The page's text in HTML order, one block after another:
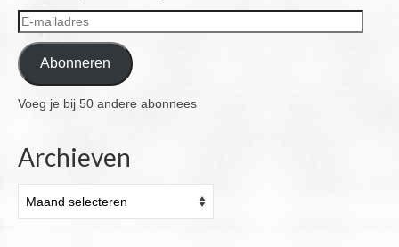
E-
mailadres
Abonneren
Voeg je bij 50 andere abonnees
Archieven